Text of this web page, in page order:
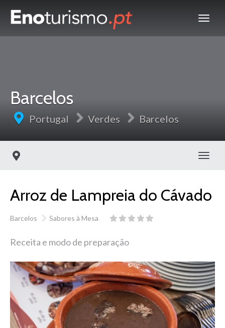
Barcelos
Portugal Verdes Barcelos
Arroz de Lampreia do Cávado
Barcelos Sabores à Mesa
Receita e modo de preparação